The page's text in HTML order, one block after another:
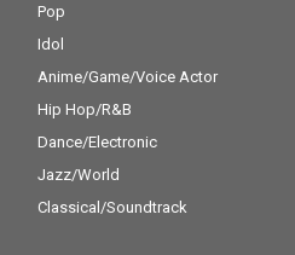
Pop
Idol
Anime/Game/Voice Actor
Hip Hop/R&B
Dance/Electronic
Jazz/World
Classical/Soundtrack